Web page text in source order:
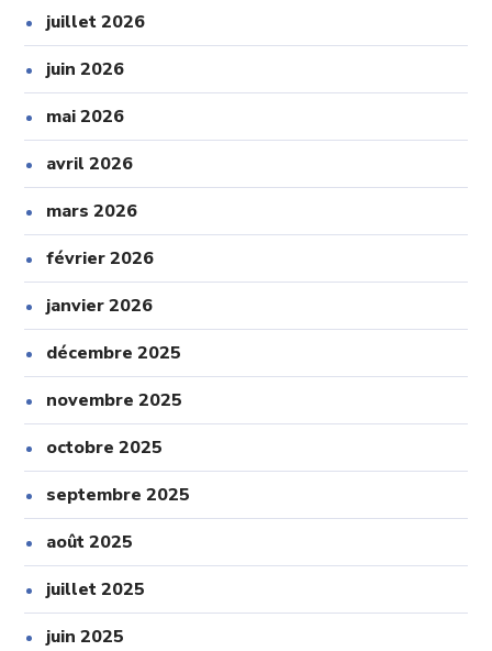
juillet 2026
juin 2026
mai 2026
avril 2026
mars 2026
février 2026
janvier 2026
décembre 2025
novembre 2025
octobre 2025
septembre 2025
août 2025
juillet 2025
juin 2025